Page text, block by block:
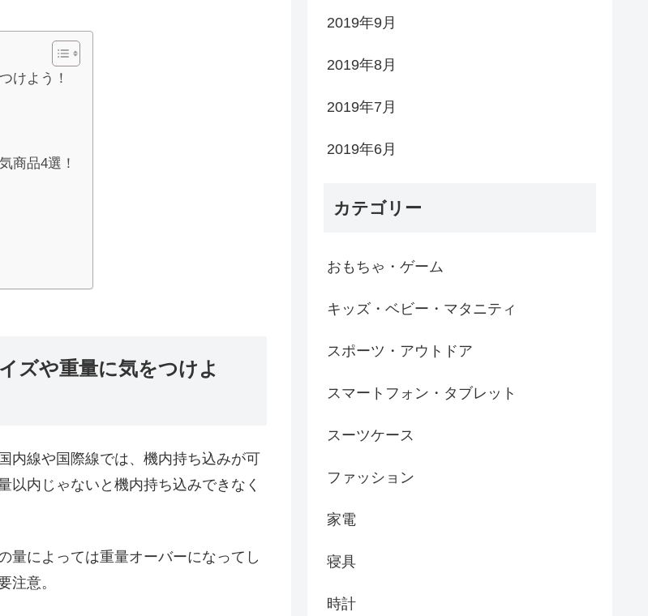
けよう！
商品4選！
ズや重量に気をつけよ
内線や国際線では、機内持ち込みが可
以内じゃないと機内持ち込みできなく
量によっては重量オーバーになってし
注意。
2019年9月
2019年8月
2019年7月
2019年6月
カテゴリー
おもちゃ・ゲーム
キッズ・ベビー・マタニティ
スポーツ・アウトドア
スマートフォン・タブレット
スーツケース
ファッション
家電
寝具
時計